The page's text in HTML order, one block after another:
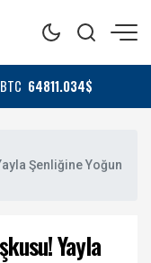
BTC 64811.034$
Şenliğine Yoğun
Yayla